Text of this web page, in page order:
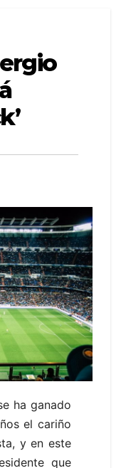
ha ganado
el cariño
y en este
que